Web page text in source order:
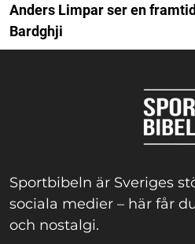
Anders Limpar ser en
Bardghji
Sportbibeln är Sveriges
sociala medier – här får
och nostalgi.